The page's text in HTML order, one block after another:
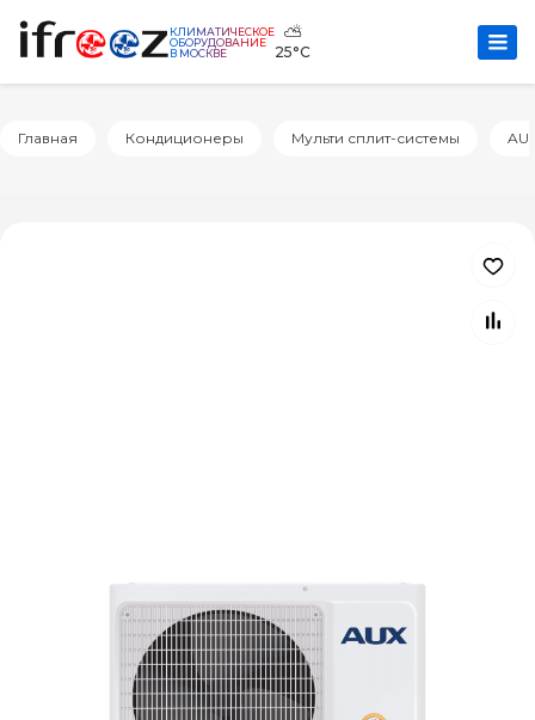
КЛИМАТИЧЕСКОЕ
ОБОРУДОВАНИЕ
В МОСКВЕ
⛅
25°C
Главная Кондиционеры Мульти сплит-системы